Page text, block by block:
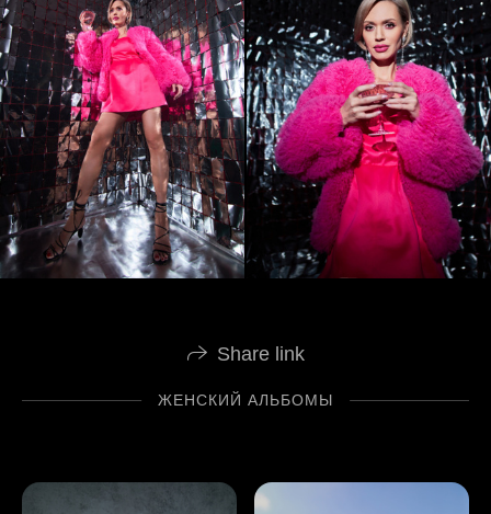
Share link
ЖЕНСКИЙ АЛЬБОМЫ